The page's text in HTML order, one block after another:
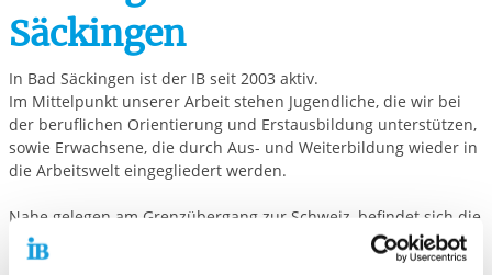
Säckingen
In Bad Säckingen ist der IB seit 2003 aktiv.
Im Mittelpunkt unserer Arbeit stehen Jugendliche, die wir bei
der beruflichen Orientierung und Erstausbildung unterstützen,
sowie Erwachsene, die durch Aus- und Weiterbildung wieder in
die Arbeitswelt eingegliedert werden.
Nahe gelegen am Grenzübergang zur Schweiz, befindet sich die
Nebenstelle des IB Bildungszentrums Freiburg. Heute besuchen
rund 100 Teilnehmende die Einrichtung.